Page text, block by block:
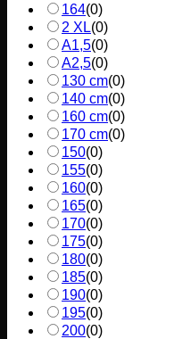
164(0)
2 XL(0)
A1,5(0)
A2,5(0)
130 cm(0)
140 cm(0)
160 cm(0)
170 cm(0)
150(0)
155(0)
160(0)
165(0)
170(0)
175(0)
180(0)
185(0)
190(0)
195(0)
200(0)